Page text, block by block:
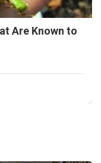
Are Known to